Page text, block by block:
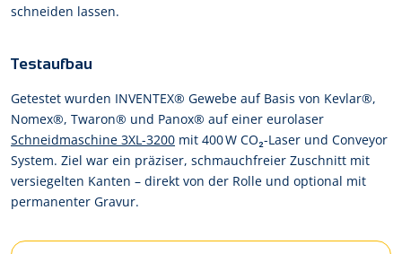
schneiden lassen.
Testaufbau
Getestet wurden INVENTEX® Gewebe auf Basis von Kevlar®,
Nomex®, Twaron® und Panox® auf einer eurolaser
Schneidmaschine 3XL-3200 mit 400 W CO₂-Laser und Conveyor
System. Ziel war ein präziser, schmauchfreier Zuschnitt mit
versiegelten Kanten – direkt von der Rolle und optional mit
permanenter Gravur.